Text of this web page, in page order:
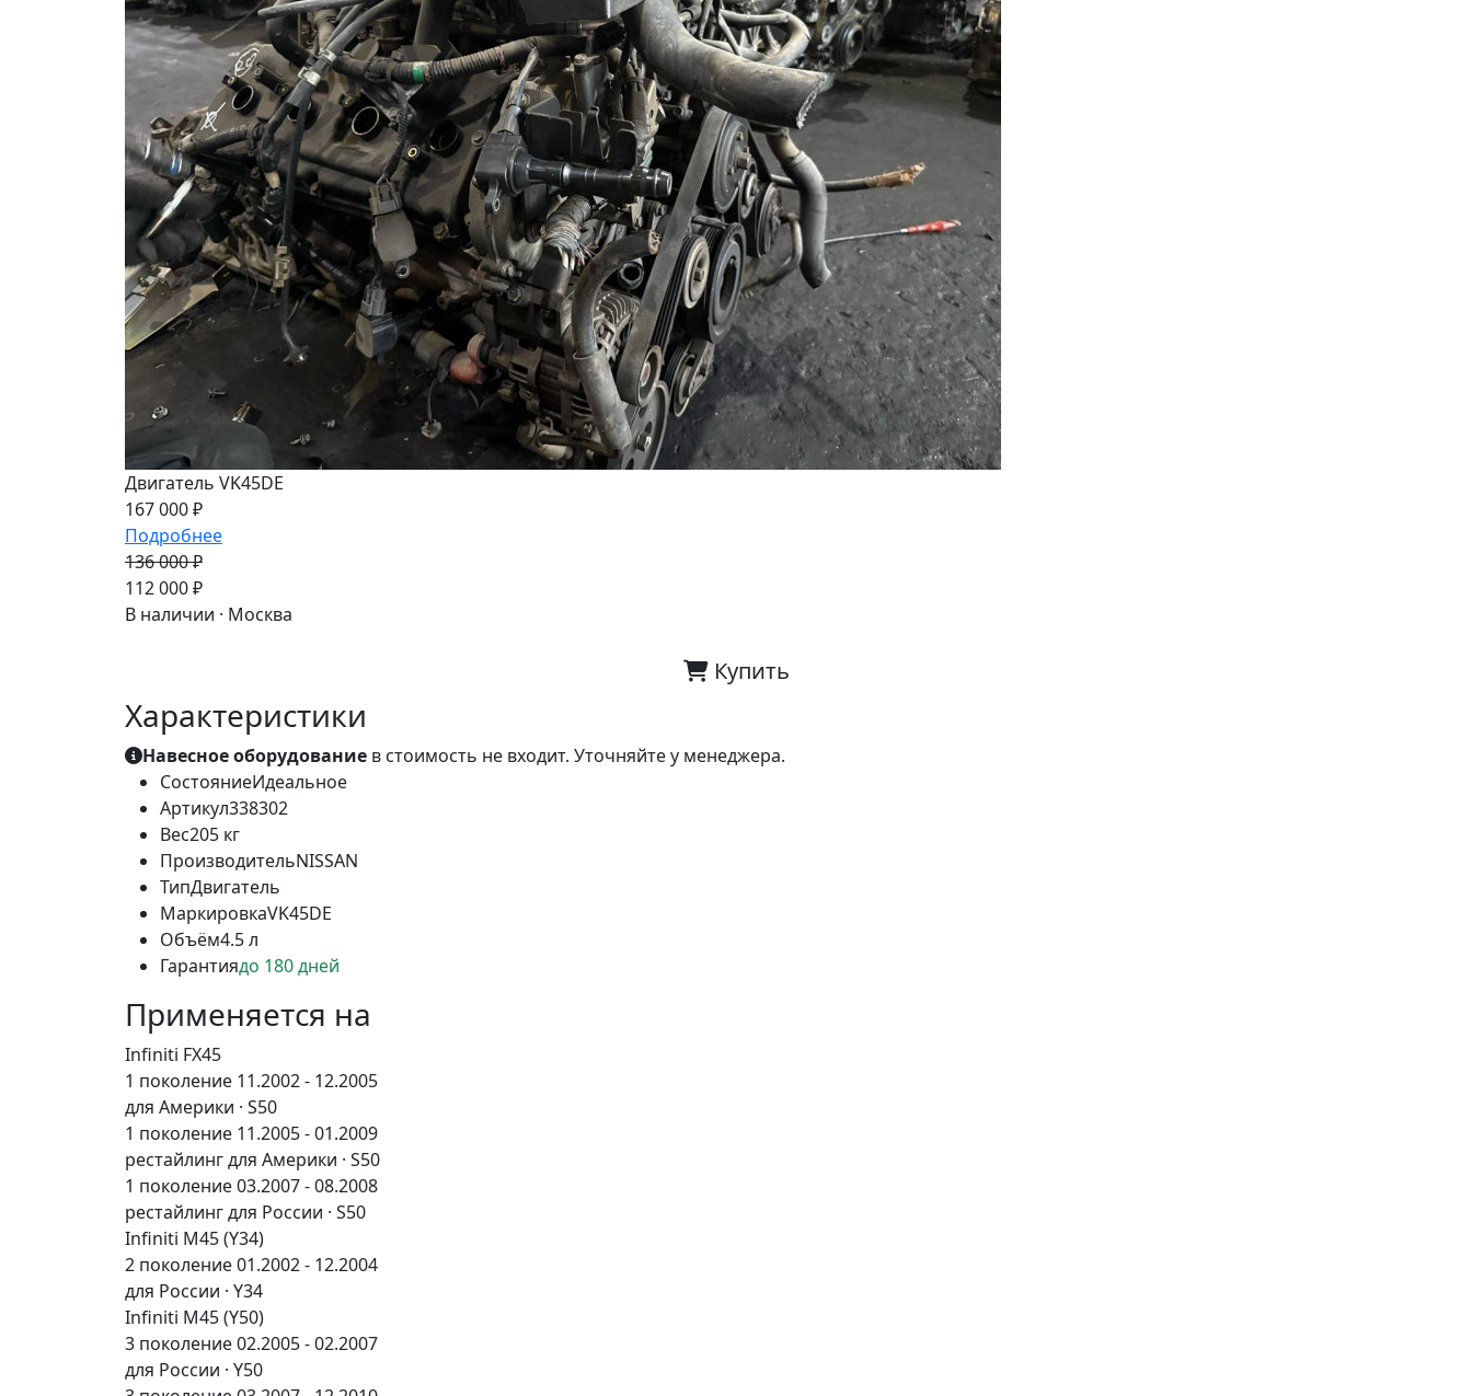
Двигатель VK45DE
167 000 ₽
Подробнее
136 000 ₽
112 000 ₽
В наличии · Москва
Купить
Характеристики
Навесное оборудование в стоимость не входит. Уточняйте у менеджера.
СостояниеИдеальное
Артикул338302
Вес205 кг
ПроизводительNISSAN
ТипДвигатель
МаркировкаVK45DE
Объём4.5 л
Гарантиядо 180 дней
Применяется на
Infiniti FX45
1 поколение 11.2002 - 12.2005
для Америки · S50
1 поколение 11.2005 - 01.2009
рестайлинг для Америки · S50
1 поколение 03.2007 - 08.2008
рестайлинг для России · S50
Infiniti M45 (Y34)
2 поколение 01.2002 - 12.2004
для России · Y34
Infiniti M45 (Y50)
3 поколение 02.2005 - 02.2007
для России · Y50